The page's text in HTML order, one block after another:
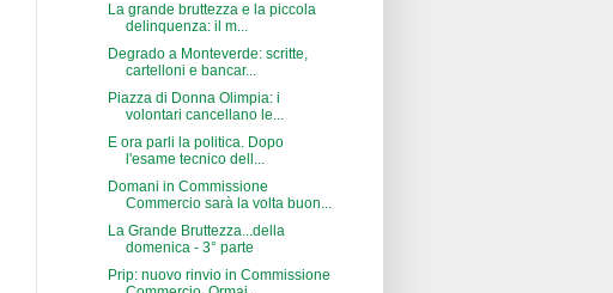
La grande bruttezza e la piccola
delinquenza: il m...
Degrado a Monteverde: scritte,
cartelloni e bancar...
Piazza di Donna Olimpia: i
volontari cancellano le...
E ora parli la politica. Dopo
l'esame tecnico dell...
Domani in Commissione
Commercio sarà la volta buon...
La Grande Bruttezza...della
domenica - 3° parte
Prip: nuovo rinvio in Commissione